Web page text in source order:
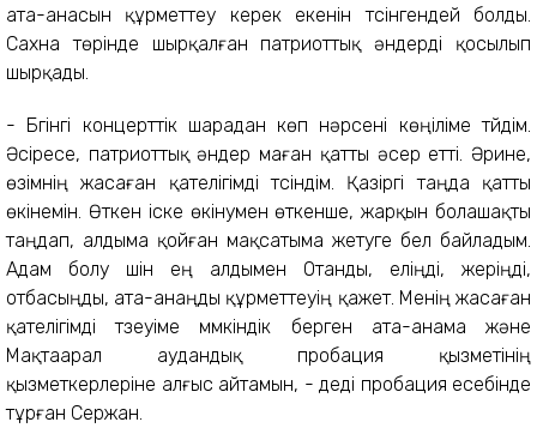
ата-анасын құрметтеу керек екенін түсінгендей болды.
Сахна төрінде шырқалған патриоттық әндерді қосылып
шырқады.
- Бүгінгі концерттік шарадан көп нәрсені көңіліме түйдім.
Әсіресе, патриоттық әндер маған қатты әсер етті. Әрине,
өзімнің жасаған қателігімді түсіндім. Қазіргі таңда қатты
өкінемін. Өткен іске өкінумен өткенше, жарқын болашақты
таңдап, алдыма қойған мақсатыма жетуге бел байладым.
Адам болу үшін ең алдымен Отанды, еліңді, жеріңді,
отбасыңды, ата-анаңды құрметтеуің қажет. Менің жасаған
қателігімді түзеуіме мүмкіндік берген ата-анама және
Мақтаарал аудандық пробация қызметінің
қызметкерлеріне алғыс айтамын, - деді пробация есебінде
тұрған Сержан.